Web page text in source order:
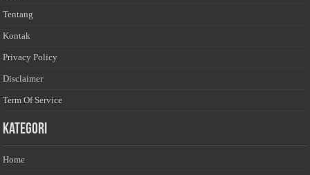
Tentang
Kontak
Privacy Policy
Disclaimer
Term Of Service
Kategori
Home